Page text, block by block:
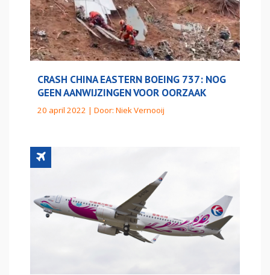
CRASH CHINA EASTERN BOEING 737: NOG
GEEN AANWIJZINGEN VOOR OORZAAK
20 april 2022 | Door: Niek Vernooij